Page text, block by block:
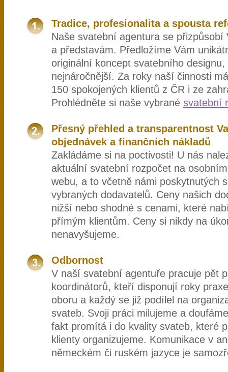
Tradice, profesionalita a spousta
Naše svatební agentura se přizpůsobí
a představám. Předložíme Vám
originální koncept svatebního
nejnáročnější. Za roky naší činnosti
150 spokojených klientů z ČR i ze
Prohlédněte si naše vybrané svatební
Přesný přehled a transparentnost
objednávek a finančních nákladů
Zakládáme si na poctivosti! U nás
aktuální svatební rozpočet na
webu, a to včetně námi poskytnutých
vybraných dodavatelů. Ceny našich
nižší nebo shodné s cenami, které
přímým klientům. Ceny si nikdy na
nenavyšujeme.
Odbornost
V naší svatební agentuře pracuje pět
koordinátorů, kteří disponují roky
oboru a každý se již podílel na
svateb. Svoji práci milujeme a
fakt promítá i do kvality svateb, které
klienty organizujeme. Komunikace v
německém či ruském jazyce je